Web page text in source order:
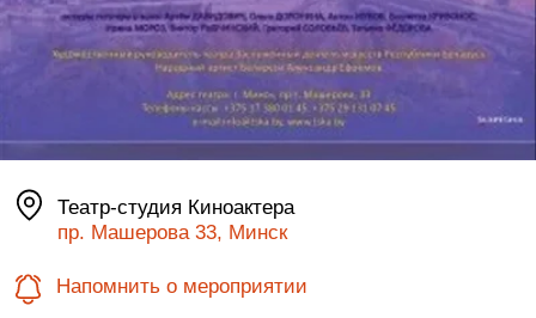
Театр-студия Киноактера
пр. Машерова 33, Минск
Напомнить о мероприятии